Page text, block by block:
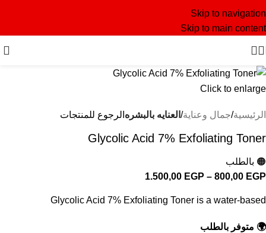
Skip to navigation
Skip to main content
Click to enlarge
الرئيسية جمال وعناية العنايه بالبشره الرجوع للمنتجات
Glycolic Acid 7% Exfoliating Toner
🟠 بالطلب
800,00 EGP
–
1.500,00 EGP
Glycolic Acid 7% Exfoliating Toner is a water-based
🌍 متوفر بالطلب